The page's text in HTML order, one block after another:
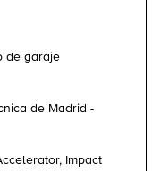
de garaje
de Madrid -
Impact